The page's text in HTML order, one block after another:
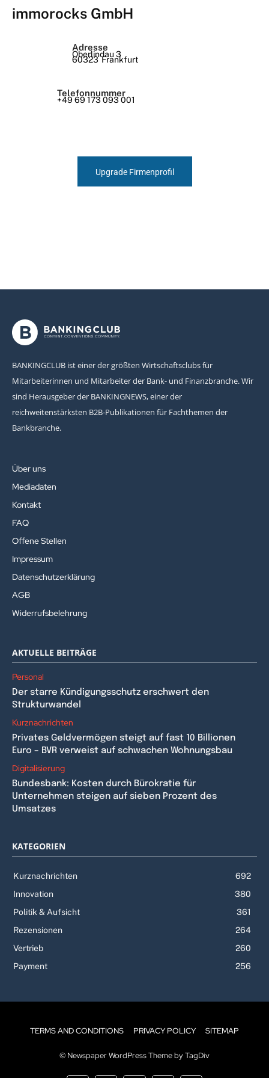
immorocks GmbH
Adresse
Oberlindau 3
60323 Frankfurt
Telefonnummer
+49 69 173 093 001
Upgrade Firmenprofil
BANKINGCLUB ist einer der größten Wirtschaftsclubs für
Mitarbeiterinnen und Mitarbeiter der Bank- und Finanzbranche. Wir
sind Herausgeber der BANKINGNEWS, einer der
reichweitenstärksten B2B-Publikationen für Fachthemen der
Bankbranche.
Über uns
Mediadaten
Kontakt
FAQ
Offene Stellen
Impressum
Datenschutzerklärung
AGB
Widerrufsbelehrung
AKTUELLE BEITRÄGE
Personal
Der starre Kündigungsschutz erschwert den
Strukturwandel
Kurznachrichten
Privates Geldvermögen steigt auf fast 10 Billionen
Euro – BVR verweist auf schwachen Wohnungsbau
Digitalisierung
Bundesbank: Kosten durch Bürokratie für
Unternehmen steigen auf sieben Prozent des
Umsatzes
KATEGORIEN
Kurznachrichten
692
Innovation
380
Politik & Aufsicht
361
Rezensionen
264
Vertrieb
260
Payment
256
TERMS AND CONDITIONS PRIVACY POLICY SITEMAP
© Newspaper WordPress Theme by TagDiv